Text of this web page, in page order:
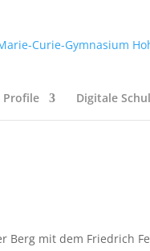
Profile Digitale
Berg mit dem Friedrich